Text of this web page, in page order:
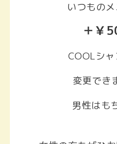
いつもの
＋￥
COOLシ
変更でき
男性はも